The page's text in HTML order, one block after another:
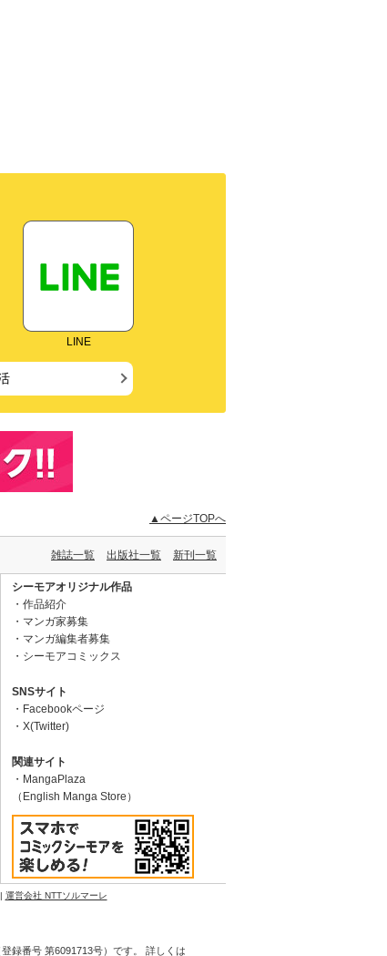
LINE
▲ページTOPへ
雑誌一覧 出版社一覧 新刊一覧
シーモアオリジナル作品
作品紹介
マンガ家募集
マンガ編集者募集
シーモアコミックス
SNSサイト
Facebookページ
X(Twitter)
関連サイト
MangaPlaza
（English Manga Store）
運営会社 NTTソルマーレ
録番号 第6091713号）です。 詳しくは